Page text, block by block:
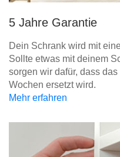
5 Jahre Garantie
Dein Schrank wird mit
Sollte etwas mit deinem
sorgen wir dafür, dass
Wochen ersetzt wird.
Mehr erfahren